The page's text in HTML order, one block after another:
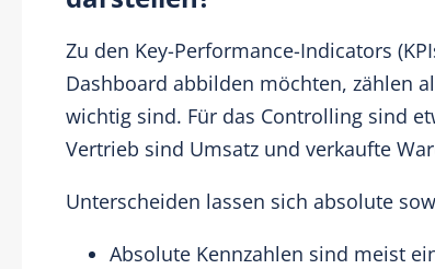
Zu den Key-Performance-Indicators
Dashboard abbilden möchten, zählen
wichtig sind. Für das Controlling sind
Vertrieb sind Umsatz und verkaufte
Unterscheiden lassen sich absolute
Absolute Kennzahlen sind meist